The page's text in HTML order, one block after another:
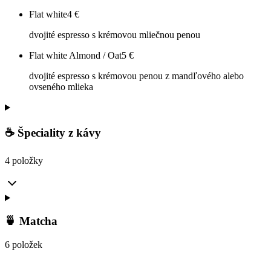
Flat white4 €
dvojité espresso s krémovou mliečnou penou
Flat white Almond / Oat5 €
dvojité espresso s krémovou penou z mandľového alebo
ovseného mlieka
☕ Špeciality z kávy
4 položky
🍵 Matcha
6 položek